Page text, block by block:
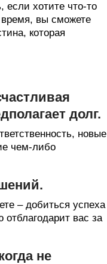
если хотите что-то
вы сможете
которая
долг.
новые
чем-либо
– добиться успеха
вас за
не